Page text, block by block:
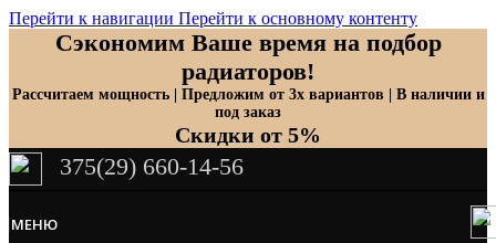
Перейти к навигации Перейти к основному контенту
Сэкономим Ваше время на подбор
радиаторов!
Рассчитаем мощность | Предложим от 3х вариантов | В наличии и
под заказ
Скидки от 5%
375(29) 660-14-56
МЕНЮ